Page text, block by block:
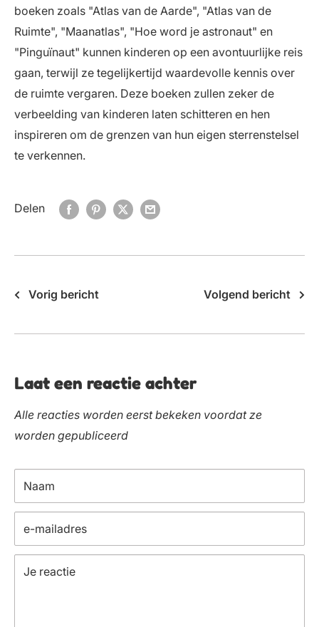
boeken zoals "Atlas van de Aarde", "Atlas van de
Ruimte", "Maanatlas", "Hoe word je astronaut" en
"Pinguïnaut" kunnen kinderen op een avontuurlijke reis
gaan, terwijl ze tegelijkertijd waardevolle kennis over
de ruimte vergaren. Deze boeken zullen zeker de
verbeelding van kinderen laten schitteren en hen
inspireren om de grenzen van hun eigen sterrenstelsel
te verkennen.
Delen
Vorig bericht Volgend bericht
Laat een reactie achter
Alle reacties worden eerst bekeken voordat ze
worden gepubliceerd
Naam
e-mailadres
Je reactie